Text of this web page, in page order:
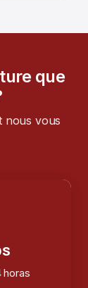
que
nous vous
horas